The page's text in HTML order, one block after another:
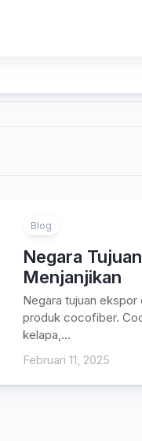
Blog
Negara
Menjanjikan
Negara tujuan
produk cocofiber.
kelapa,...
Februari 11, 2025